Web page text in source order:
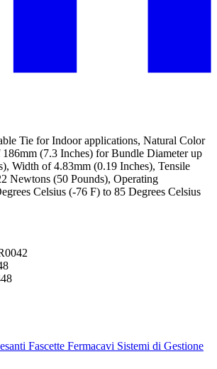
Tie for Indoor applications, Natural Color
(7.3 Inches) for Bundle Diameter up
Width of 4.83mm (0.19 Inches), Tensile
Newtons (50 Pounds), Operating
Celsius (-76 F) to 85 Degrees Celsius
Fascette Fermacavi Sistemi di Gestione